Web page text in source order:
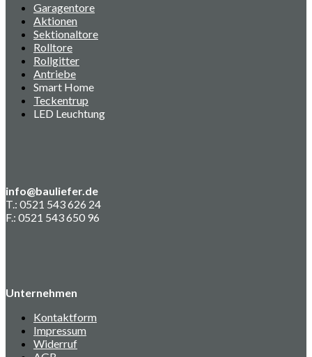
Garagentore
Aktionen
Sektionaltore
Rolltore
Rollgitter
Antriebe
Smart Home
Teckentrup
LED Leuchtung
info@bauliefer.de
T.: 0521 543 626 24
F.: 0521 543 650 96
Unternehmen
Kontaktform
Impressum
Widerruf